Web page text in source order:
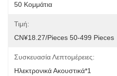
50 Κομμάτια
Τιμή:
CN¥18.27/pieces 50-499 Pieces
Συσκευασία Λεπτομέρειες:
Ηλεκτρονικά Ακουστικά*1